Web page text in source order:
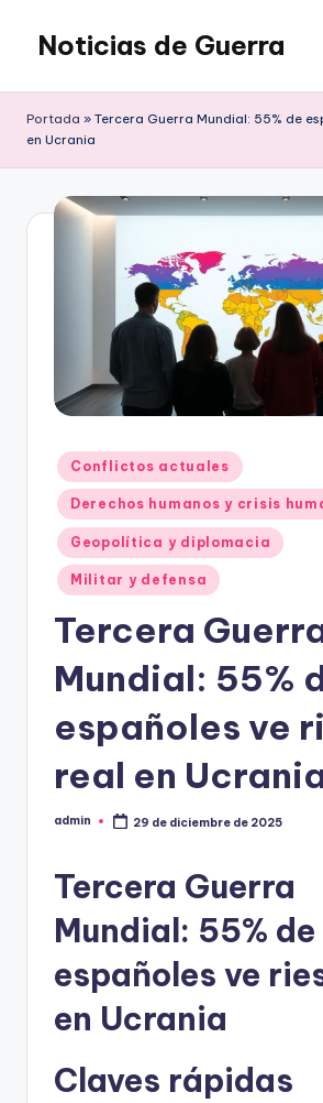
Saltar
contenido
Noticias de Guerra
Portada » Tercera Guerra Mundial: 55% de
en Ucrania
Publicado
en
Conflictos actuales
Derechos humanos y crisis
Geopolítica y diplomacia
Militar y defensa
Tercera
Mundial: 55%
españoles ve
real en
Publicado
admin 29 de diciembre de 2025
Tercera Guerra
Mundial: 55% de
españoles ve
en Ucrania
Claves rápidas